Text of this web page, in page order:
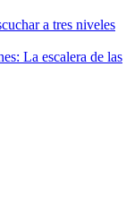
a tres niveles
La escalera de las